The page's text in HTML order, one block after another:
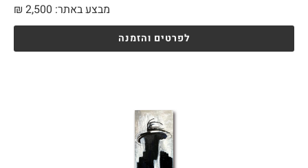
מבצע באתר:
₪ 2,500
לפרטים והזמנה